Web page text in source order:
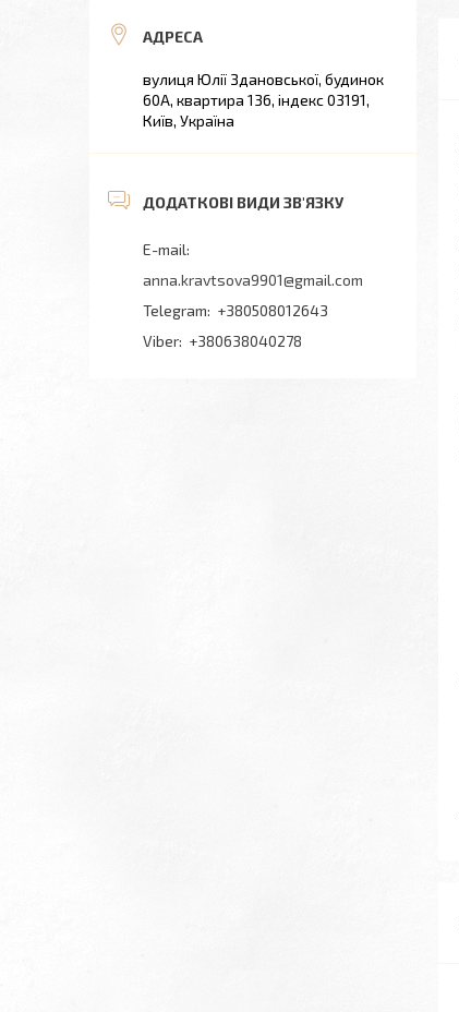
вулиця Юлії Здановської, будинок
60А, квартира 136, індекс 03191,
Київ, Україна
anna.kravtsova9901@gmail.com
+380508012643
+380638040278